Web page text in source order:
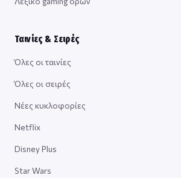
Ταινίες & Σειρές
Όλες οι ταινίες
Όλες οι σειρές
Νέες κυκλοφορίες
Netflix
Disney Plus
Star Wars